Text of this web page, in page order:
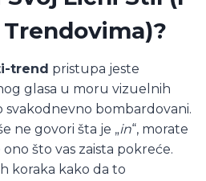
trend pristupa jeste
glasa u moru vizuelnih
svakodnevno bombardovani.
ne govori šta je „in“, morate
što vas zaista pokreće.
koraka kako da to